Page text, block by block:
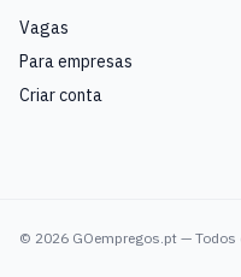
Vagas
Para empresas
Criar conta
© 2026 GOempregos.pt —